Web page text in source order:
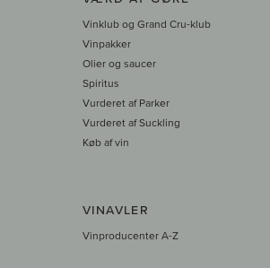
Vinklub og Grand Cru-klub
Vinpakker
Olier og saucer
Spiritus
Vurderet af Parker
Vurderet af Suckling
Køb af vin
VINAVLER
Vinproducenter A-Z